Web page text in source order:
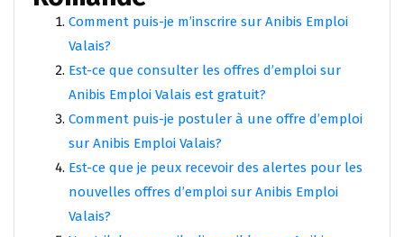
Comment puis-je m’inscrire sur Anibis Emploi
Valais?
Est-ce que consulter les offres d’emploi sur
Anibis Emploi Valais est gratuit?
Comment puis-je postuler à une offre d’emploi
sur Anibis Emploi Valais?
Est-ce que je peux recevoir des alertes pour les
nouvelles offres d’emploi sur Anibis Emploi
Valais?